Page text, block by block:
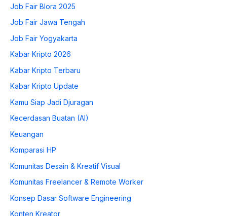
Job Fair Blora 2025
Job Fair Jawa Tengah
Job Fair Yogyakarta
Kabar Kripto 2026
Kabar Kripto Terbaru
Kabar Kripto Update
Kamu Siap Jadi Djuragan
Kecerdasan Buatan (AI)
Keuangan
Komparasi HP
Komunitas Desain & Kreatif Visual
Komunitas Freelancer & Remote Worker
Konsep Dasar Software Engineering
Konten Kreator